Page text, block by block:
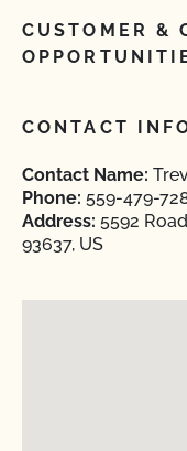
CUSTOMER &
CONTACT
Contact Name:
Phone: 559-479-
Address: 5592
93637, US